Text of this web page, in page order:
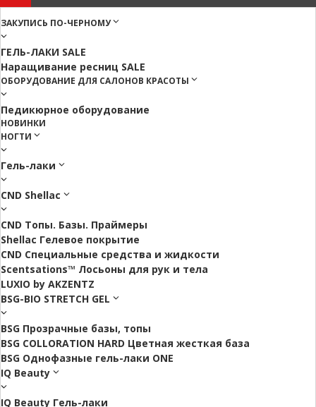
ЗАКУПИСЬ ПО-ЧЕРНОМУ
ГЕЛЬ-ЛАКИ SALE
Наращивание ресниц SALE
ОБОРУДОВАНИЕ ДЛЯ САЛОНОВ КРАСОТЫ
Педикюрное оборудование
НОВИНКИ
НОГТИ
Гель-лаки
CND Shellac
CND Топы. Базы. Праймеры
Shellac Гелевое покрытие
CND Специальные средства и жидкости
Scentsations™ Лосьоны для рук и тела
LUXIO by AKZENTZ
BSG-BIO STRETCH GEL
BSG Прозрачные базы, топы
BSG COLLORATION HARD Цветная жесткая база
BSG Однофазные гель-лаки ONE
IQ Beauty
IQ Beauty Гель-лаки